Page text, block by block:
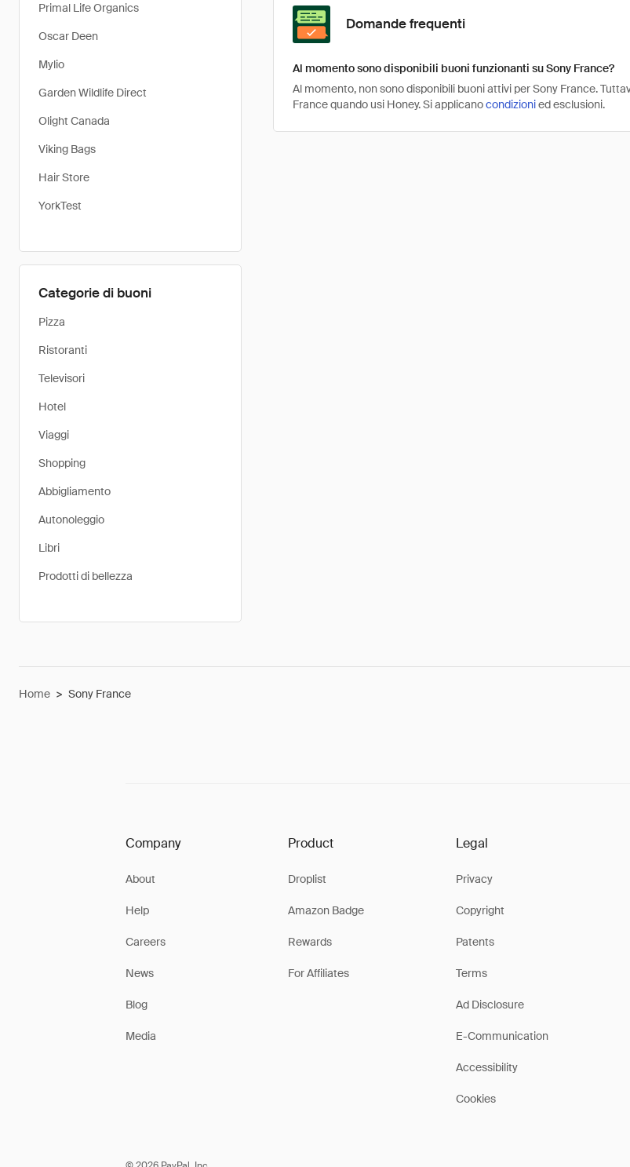
Primal Life Organics
Oscar Deen
Mylio
Garden Wildlife Direct
Olight Canada
Viking Bags
Hair Store
YorkTest
Categorie di buoni
Pizza
Ristoranti
Televisori
Hotel
Viaggi
Shopping
Abbigliamento
Autonoleggio
Libri
Prodotti di bellezza
Domande frequenti
Al momento sono disponibili buoni funzionanti su Sony France?
Al momento, non sono disponibili buoni attivi per Sony France.
France quando usi Honey. Si applicanocondizionied esclusioni.
Home > Sony France
Company
About
Help
Careers
News
Blog
Media
Product
Droplist
Amazon Badge
Rewards
For Affiliates
Legal
Privacy
Copyright
Patents
Terms
Ad Disclosure
E-Communication
Accessibility
Cookies